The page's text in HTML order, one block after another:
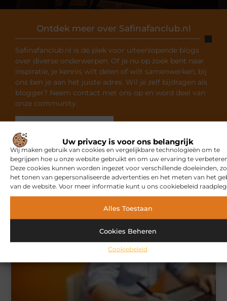
Uw privacy is voor ons belangrijk
Wij maken gebruik van cookies en vergelijkbare technologieën om te
begrijpen hoe u onze website gebruikt en om uw ervaring te
Deze cookies kunnen worden ingezet voor verschillende doeleinden,
het tonen van gepersonaliseerde advertenties en het meten van het
van de website. Voor meer informatie kunt u ons cookiebeleid
Alles Toestaan
Cookies Beheren
Cookiebeleid
Ontdek meer over Safinafanclub.nl
Safinafanclub.nl is dé plek voor uiteenlopende blogs
over diverse onderwerpen. Of je nu op zoek bent naar
inspiratie, je kennis wilt delen of wilt samenwerken, bij
ons ben je aan het juiste adres. Wil je zelf bijdragen als
blogger? Neem contact met ons op en word deel van
onze community.
Gerelateerde artikelendie u
mogelijk interesseren